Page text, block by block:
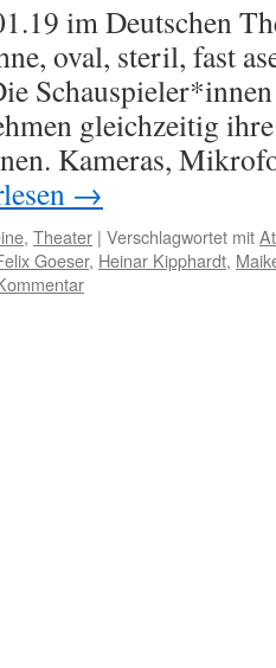
im
oval, steril, fast
gleichzeitig
Kameras,
→
, Theater | Verschlagwortet mit
Goeser, Heinar Kipphardt,